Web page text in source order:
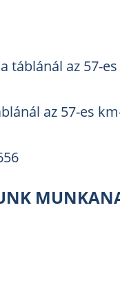
táblánál az 57-
az 57-es